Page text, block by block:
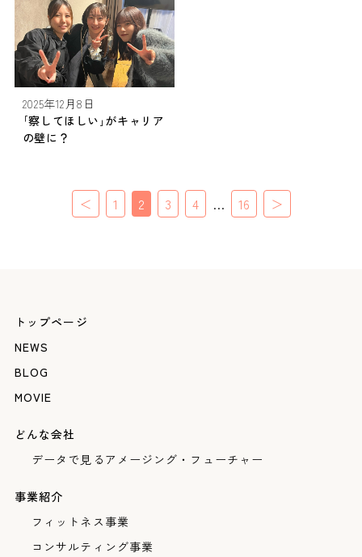
2025年12月8日
｢察してほしい｣がキャリア
の壁に？
＜ 1 2 3 4 … 16 ＞
トップページ
NEWS
BLOG
MOVIE
どんな会社
データで見るアメージング・フューチャー
事業紹介
フィットネス事業
コンサルティング事業